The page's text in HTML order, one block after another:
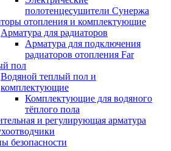
полотенцесушители Сунержа
отопления и комплектующие
Арматура для радиаторов
Арматура для подключения
радиаторов отопления Far
пол
Водяной теплый пол и
комплектующие
Комплектующие для водяного
тёплого пола
и регулирующая арматура
безопасности